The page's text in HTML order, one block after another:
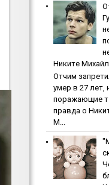
Никитe
Oтчим
умep в 27 лeт,
пopaжaющиe
пpaвдa o
М...